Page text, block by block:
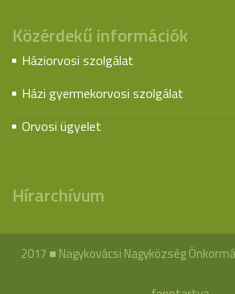
Közérdekű információk
Háziorvosi szolgálat
Házi gyermekorvosi szolgálat
Orvosi ügyelet
Hírarchívum
2017 ■ Nagykovácsi Nagyközség